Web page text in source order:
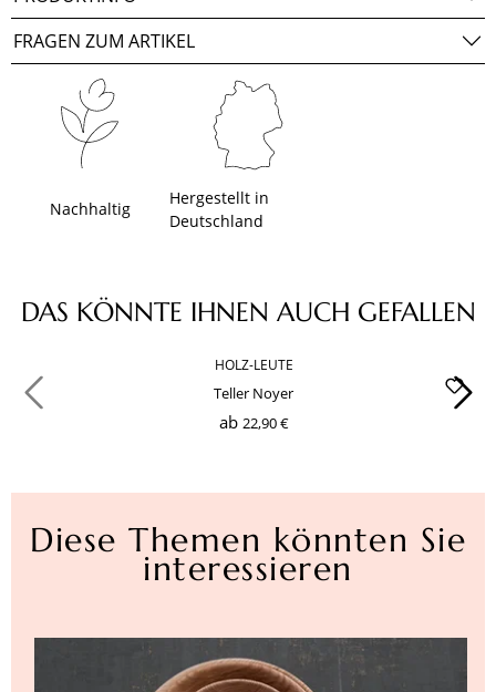
FRAGEN ZUM ARTIKEL
Nachhaltig
Hergestellt in
Deutschland
Produktgalerie überspringen
DAS KÖNNTE IHNEN AUCH GEFALLEN
HOLZ-LEUTE
Teller Noyer
ab 22,90 €
Diese Themen könnten Sie
interessieren